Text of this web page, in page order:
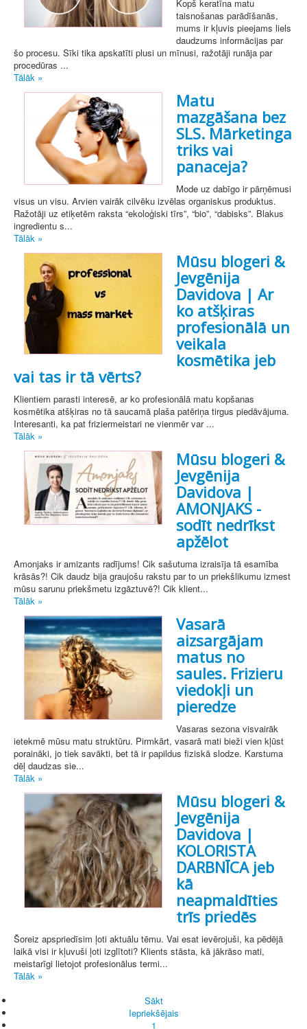
Kopš keratīna matu
taisnošanas parādīšanās,
mums ir kļuvis pieejams liels
daudzums informācijas par
šo procesu. Sīki tika apskatīti plusi un mīnusi, ražotāji runāja par
procedūras ...
Tālāk »
Matu
mazgāšana bez
SLS. Mārketinga
triks vai
panaceja?
Mode uz dabīgo ir pārņēmusi
visus un visu. Arvien vairāk cilvēku izvēlas organiskus produktus.
Ražotāji uz etiķetēm raksta “ekoloģiski tīrs”, “bio”, “dabisks”. Blakus
ingredientu s...
Tālāk »
Mūsu blogeri &
Jevgēnija
Davidova | Ar
ko atšķiras
profesionālā un
veikala
kosmētika jeb
vai tas ir tā vērts?
Klientiem parasti interesē, ar ko profesionālā matu kopšanas
kosmētika atšķiras no tā saucamā plaša patēriņa tirgus piedāvājuma.
Interesanti, ka pat friziermeistari ne vienmēr var ...
Tālāk »
Mūsu blogeri &
Jevgēnija
Davidova |
AMONJAKS -
sodīt nedrīkst
apžēlot
Amonjaks ir amizants radījums! Cik sašutuma izraisīja tā esamība
krāsās?! Cik daudz bija graujošu rakstu par to un priekšlikumu izmest
mūsu sarunu priekšmetu izgāztuvē?! Cik klient...
Tālāk »
Vasarā
aizsargājam
matus no
saules. Frizieru
viedokļi un
pieredze
Vasaras sezona visvairāk
ietekmē mūsu matu struktūru. Pirmkārt, vasarā mati bieži vien kļūst
poraināki, jo tiek savākti, bet tā ir papildus fiziskā slodze. Karstuma
dēļ daudzas sie...
Tālāk »
Mūsu blogeri &
Jevgēnija
Davidova |
KOLORISTA
DARBNĪCA jeb
kā
neapmaldīties
trīs priedēs
Šoreiz apspriedīsim ļoti aktuālu tēmu. Vai esat ievērojuši, ka pēdējā
laikā visi ir kļuvuši ļoti izglītoti? Klients stāsta, kā jākrāso mati,
meistarīgi lietojot profesionālus termi...
Tālāk »
Sākt
Iepriekšējais
1